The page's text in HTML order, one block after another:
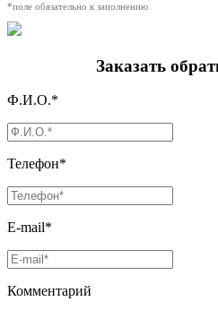
*поле обязательно к заполнению
Заказать
Ф.И.О.*
Телефон*
E-mail*
Комментарий